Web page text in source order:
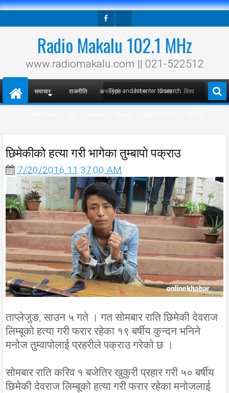
Radio Makalu 102.1 MHz
www.radiomakalu.com || 021-522512
समाचार राजनीति अन्तर्वार्ता अपराध विचार विश्व
छिमेकीको हत्या गरी भागेका तुम्बापो पक्राउ
7/20/2016 11:37:00 AM
ताप्लेजुङ, साउन ५ गते । गत सोमबार राति छिमेकी देवराज
लिम्बूको हत्या गरी फरार रहेका १९ बर्षीय कुन्दन भनिने
मनोज तुम्वापोलाई प्रहरीले पक्राउ गरेको छ ।
सोमबार राति करिव १ बजेतिर खुकुरी प्रहार गरी ५० बर्षीय
छिमेकी देवराज लिम्बूको हत्या गरी फरार रहेका मनोजलाई